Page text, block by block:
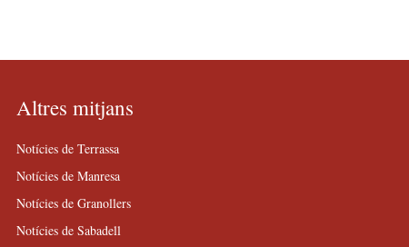
Altres mitjans
Notícies de Terrassa
Notícies de Manresa
Notícies de Granollers
Notícies de Sabadell